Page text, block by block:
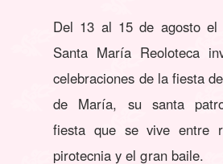
Del 13 al 15 de agosto el
Santa María Reoloteca
celebraciones de la fiesta
de María, su santa
fiesta que se vive entre
pirotecnia y el gran baile.